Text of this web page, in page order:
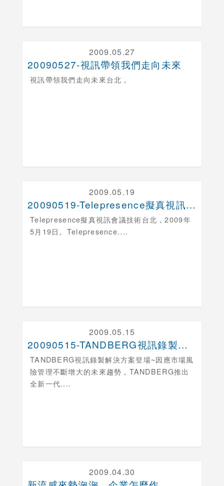
2009.05.27
20090527-視訊帶領我們走向未來
視訊帶領我們走向未來台北，
2009.05.19
20090519-Telepresence擬真視訊....
Telepresence擬真視訊會議技術台北，2009年
5月19日。Telepresence....
2009.05.15
20090515-TANDBERG視訊錄製解決方案....
TANDBERG視訊錄製解決方案登場~因應市場風
險管理不斷增大的未來趨勢，TANDBERG推出
全新一代....
2009.04.30